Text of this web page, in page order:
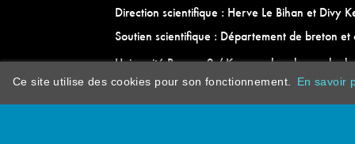
Direction scientifique : Herve Le Bihan et Divy
Soutien scientifique : Département de breton et
Université Rennes 2 / Kevrenn brezhoneg ha
Ce site utilise des cookies pour son fonctionnement. En savoir